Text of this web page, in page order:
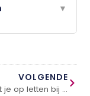
▼
VOLGENDE
Waar moet je op letten bij een beursstand huren?